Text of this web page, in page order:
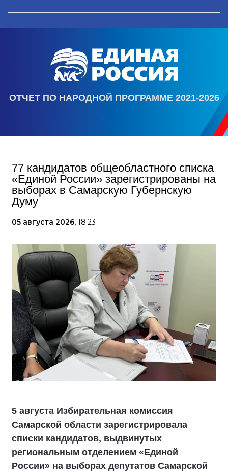
ОТЧЕТ ПО НАРОДНОЙ ПРОГРАММЕ 2021-2026
77 кандидатов общеобластного списка
«Единой России» зарегистрированы на
выборах в Самарскую Губернскую
Думу
05 августа 2026, 18:23
5 августа Избирательная комиссия
Самарской области зарегистрировала
списки кандидатов, выдвинутых
региональным отделением «Единой
России» на выборах депутатов Самарской